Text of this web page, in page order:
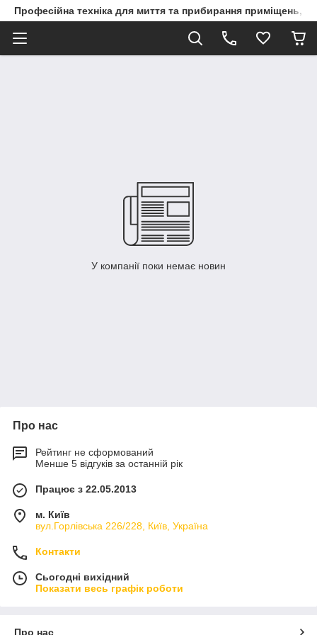
Професійна техніка для миття та прибирання приміщень,
У компанії поки немає новин
Про нас
Рейтинг не сформований
Менше 5 відгуків за останній рік
Працює з 22.05.2013
м. Київ
вул.Горлівська 226/228, Київ, Україна
Контакти
Сьогодні вихідний
Показати весь графік роботи
Про нас